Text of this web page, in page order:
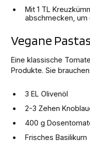
Mit 1 TL
abschmecken, um
Vegane
Eine klassische
Produkte. Sie brauchen:
3 EL Olivenöl
2-3 Zehen
400 g
Frisches Basilikum